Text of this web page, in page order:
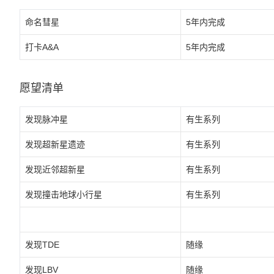
命名彗星 5年内完成
打卡A&A 5年内完成
愿望清单
发现脉冲星 有生系列
发现超新星遗迹 有生系列
发现近邻超新星 有生系列
发现撞击地球小行星 有生系列
发现TDE 随缘
发现LBV 随缘